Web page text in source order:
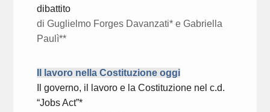
dibattito
di Guglielmo Forges Davanzati* e Gabriella
Paulì**
Il lavoro nella Costituzione oggi
Il governo, il lavoro e la Costituzione nel c.d.
“Jobs Act”*